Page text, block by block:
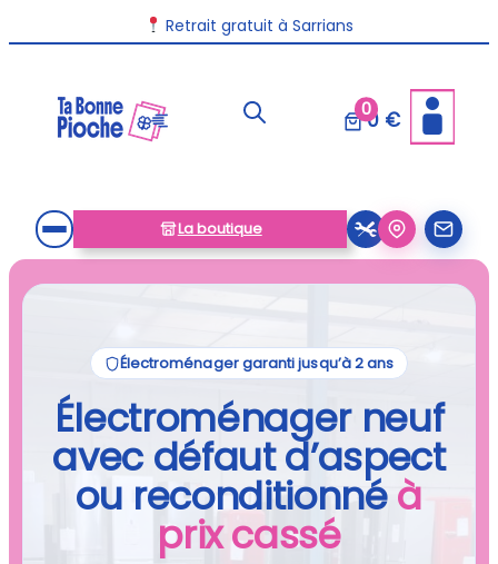
Retrait gratuit à Sarrians
00 €
La boutique
Électroménager garanti jusqu’à 2 ans
Électroménager neuf
avec défaut d’aspect
ou reconditionnéà
prix cassé